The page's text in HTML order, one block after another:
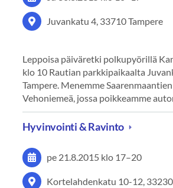
Juvankatu 4, 33710 Tampere
Leppoisa päiväretki polkupyörillä
klo 10 Rautian parkkipaikaalta
Tampere. Menemme
Vehoniemeä, jossa poikkeamme
Hyvinvointi & Ravinto
pe 21.8.2015 klo 17–20
Kortelahdenkatu 10-12, 33230